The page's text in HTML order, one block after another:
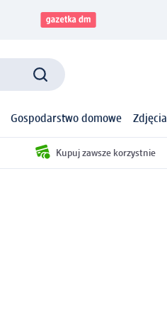
Gospodarstwo domowe Zdjęcia
Kupuj zawsze korzystnie